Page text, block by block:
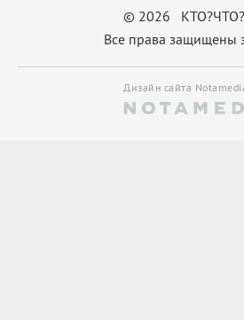
© 2026
Все права защищены
Дизайн сайта